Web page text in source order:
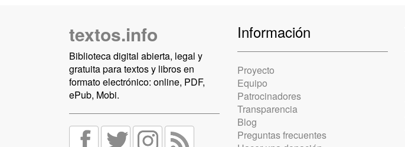
textos.info
Biblioteca digital abierta, legal y
gratuita para textos y libros en
formato electrónico: online, PDF,
ePub, Mobi.
Información
Proyecto
Equipo
Patrocinadores
Transparencia
Blog
Preguntas frecuentes